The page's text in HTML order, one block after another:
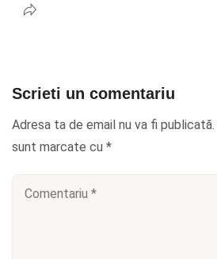
Scrieti un comentariu
Adresa ta de email nu va fi publicată.
sunt marcate cu *